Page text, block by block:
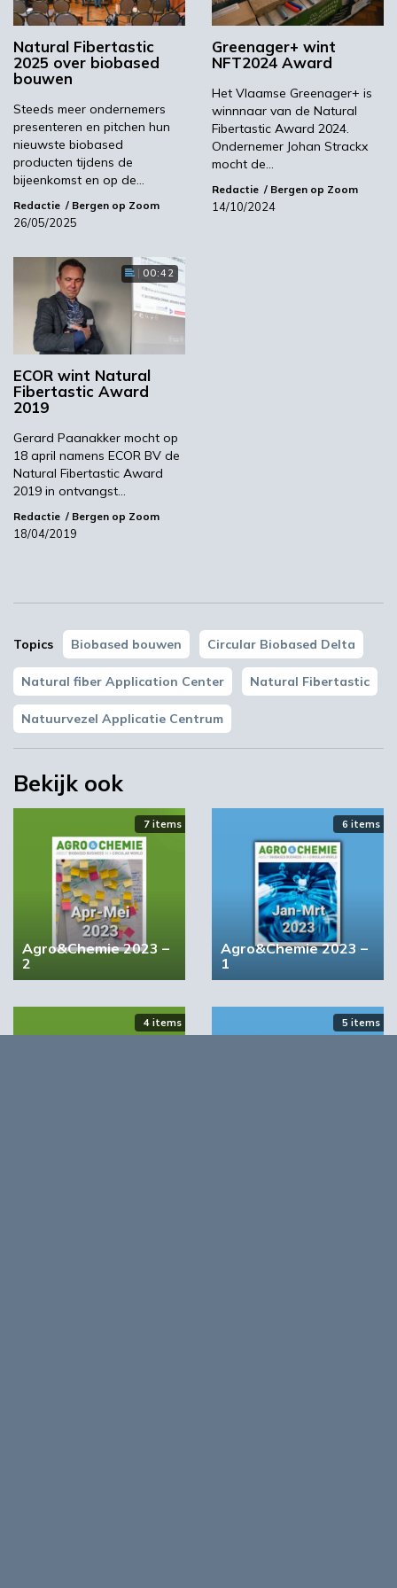
een mengkom en een handmixer. Dat we nu
het eerste project realiseren en deze prijs
winnen, bewijst dat je moet volhouden en het
lef moet hebben om je innovatie grootschalig
uit te rollen”, zegt Alexander Hooijmaaijers van
Martens Keramiek.
De NFT wordt jaarlijks uitgereikt aan bedrijven
die het hoogst scoren op circular
biobased/CO2-impact/sluiten van
kringlopen/hernieuwbaarheid,
waarde/marktpotentie, vernieuwend karakter,
opschaalbaarheid, de ‘Wow-factor’ of
gamechanger. “Simpel gezegd: we hebben
gekeken naar durf, dwarsdenken en
doorzettingsvermogen”, zegt Dietmar
Lemmens, projectleider Economie van de
Gemeente Bergen op Zoom. Samen met Joop
Groen vormde hij de jury. De winnaar van vorig
jaar, Willem Kemmers (Impershield) was door
omstandigheden verhinderd.
De NFT Award 2021 bestaat uit een trofee en
een gratis innovatieadvies van het
Natuurvezel Applicatie Centrum (NAC).
Fibertastic 2021!
Martens Keramiek
Natuurvezel Applicatie Centrum
Volgende
BBI JU toont impact in diverse landen
Meest gelezen
Natural Fibertastic
2025 over biobased
bouwen
Steeds meer ondernemers
presenteren en pitchen hun
nieuwste biobased
producten tijdens de
bijeenkomst en op de…
Redactie Bergen op Zoom
26/05/2025
Greenager+ wint
NFT2024 Award
Het Vlaamse Greenager+ is
winnnaar van de Natural
Fibertastic Award 2024.
Ondernemer Johan Strackx
mocht de…
Redactie Bergen op Zoom
14/10/2024
00:42
ECOR wint Natural
Fibertastic Award
2019
Gerard Paanakker mocht op
18 april namens ECOR BV de
Natural Fibertastic Award
2019 in ontvangst…
Redactie Bergen op Zoom
18/04/2019
Topics Biobased bouwen Circular Biobased Delta
Natural fiber Application Center Natural Fibertastic
Natuurvezel Applicatie Centrum
Bekijk ook
7 items
Agro&Chemie 2023 –
2
6 items
Agro&Chemie 2023 –
1
4 items 5 items